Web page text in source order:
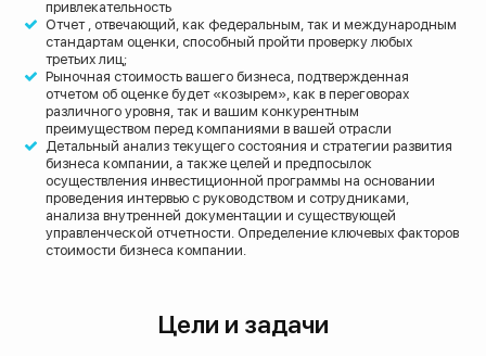
привлекательность
Отчет , отвечающий, как федеральным, так и международным
стандартам оценки, способный пройти проверку любых
третьих лиц;
Рыночная стоимость вашего бизнеса, подтвержденная
отчетом об оценке будет «козырем», как в переговорах
различного уровня, так и вашим конкурентным
преимуществом перед компаниями в вашей отрасли
Детальный анализ текущего состояния и стратегии развития
бизнеса компании, а также целей и предпосылок
осуществления инвестиционной программы на основании
проведения интервью с руководством и сотрудниками,
анализа внутренней документации и существующей
управленческой отчетности. Определение ключевых факторов
стоимости бизнеса компании.
Цели и задачи